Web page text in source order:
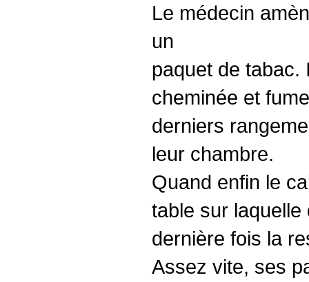
Le médecin
un
paquet de tabac.
cheminée et
derniers
leur chambre.
Quand enfin le
table sur laquelle
dernière fois la
Assez vite, ses